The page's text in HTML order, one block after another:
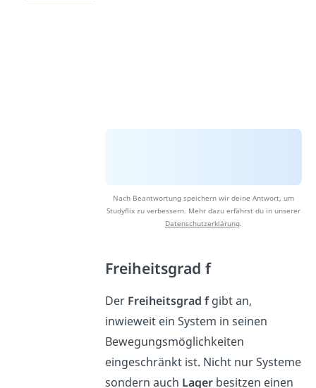
Nach Beantwortung speichern wir deine Antwort, um
Studyflix zu verbessern. Mehr dazu erfährst du in unserer
Datenschutzerklärung.
Freiheitsgrad f
Der Freiheitsgrad fgibt an,
inwieweit ein System in seinen
Bewegungsmöglichkeiten
eingeschränkt ist. Nicht nur Systeme
sondern auch Lagerbesitzen einen